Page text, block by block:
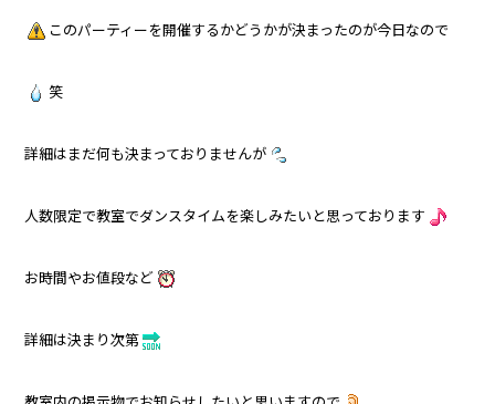
このパーティーを開催するかどうかが決まったのが今日なので
笑
詳細はまだ何も決まっておりませんが
人数限定で教室でダンスタイムを楽しみたいと思っております
お時間やお値段など
詳細は決まり次第